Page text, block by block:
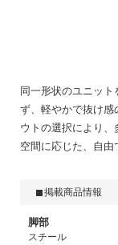
同一形状のユニット
ず、軽やかで抜け感
ウトの選択により
空間に応じた、自由
掲載商品情報
脚部
スチール